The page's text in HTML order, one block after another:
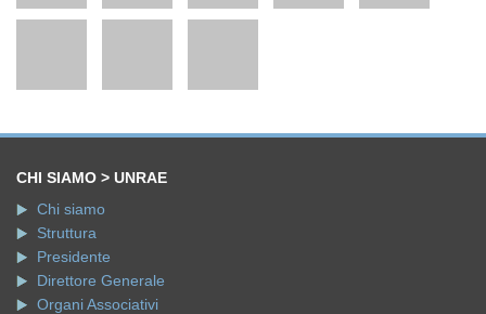
CHI SIAMO > UNRAE
Chi siamo
Struttura
Presidente
Direttore Generale
Organi Associativi